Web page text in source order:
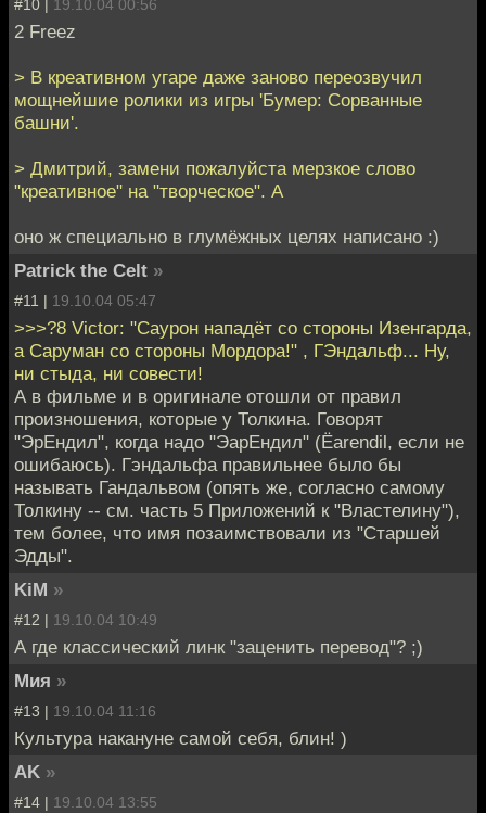
#10 | 19.10.04 00:56
2 Freez
> В креативном угаре даже заново переозвучил
мощнейшие ролики из игры 'Бумер: Сорванные
башни'.
> Дмитрий, замени пожалуйста мерзкое слово
"креативное" на "творческое". А
оно ж специально в глумёжных целях написано :)
Patrick the Celt »
#11 | 19.10.04 05:47
>>>?8 Victor: "Саурон нападёт со стороны Изенгарда,
а Саруман со стороны Мордора!" , ГЭндальф... Ну,
ни стыда, ни совести!
А в фильме и в оригинале отошли от правил
произношения, которые у Толкина. Говорят
"ЭрЕндил", когда надо "ЭарЕндил" (Ёarendil, если не
ошибаюсь). Гэндальфа правильнее было бы
называть Гандальвом (опять же, согласно самому
Толкину -- см. часть 5 Приложений к "Властелину"),
тем более, что имя позаимствовали из "Старшей
Эдды".
KiM »
#12 | 19.10.04 10:49
А где классический линк "заценить перевод"? ;)
Мия »
#13 | 19.10.04 11:16
Культура накануне самой себя, блин! )
AK »
#14 | 19.10.04 13:55